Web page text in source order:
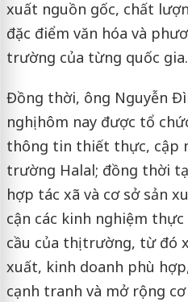
xuất nguồn gốc, chất
đặc điểm văn hóa và
trường của từng quốc gia.
Đồng thời, ông Nguyễn
nghị hôm nay được tổ
thông tin thiết thực, cập
trường Halal; đồng thời
hợp tác xã và cơ sở sản
cận các kinh nghiệm thực
cầu của thị trường, từ đó
xuất, kinh doanh phù
cạnh tranh và mở rộng